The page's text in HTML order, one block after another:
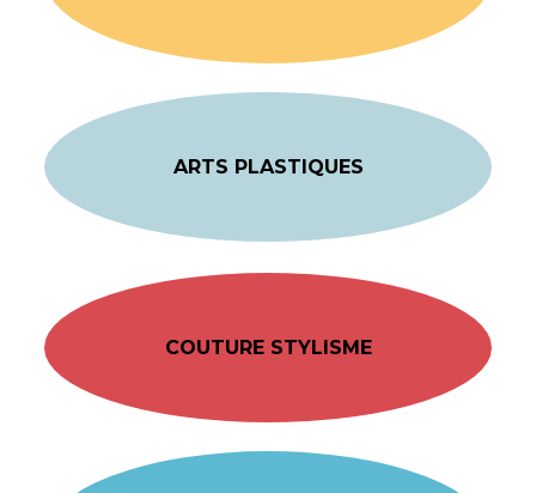
ARTS PLASTIQUES
COUTURE STYLISME